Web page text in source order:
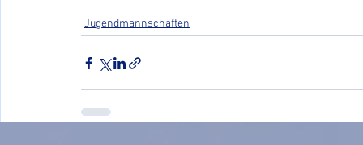
Jugendmannschaften